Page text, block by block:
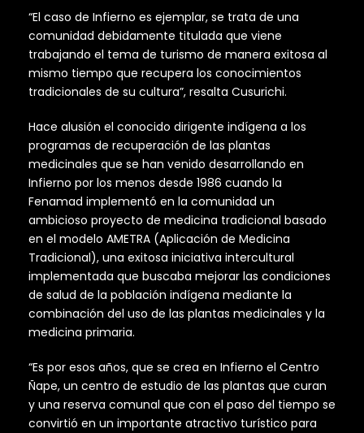
“El caso de Infierno es ejemplar, se trata de una
comunidad debidamente titulada que viene
trabajando el tema de turismo de manera exitosa al
mismo tiempo que recupera los conocimientos
tradicionales de su cultura”, resalta Cusurichi.
Hace alusión el conocido dirigente indígena a los
programas de recuperación de las plantas
medicinales que se han venido desarrollando en
Infierno por los menos desde 1986 cuando la
Fenamad implementó en la comunidad un
ambicioso proyecto de medicina tradicional basado
en el modelo AMETRA (Aplicación de Medicina
Tradicional), una exitosa iniciativa intercultural
implementada que buscaba mejorar las condiciones
de salud de la población indígena mediante la
combinación del uso de las plantas medicinales y la
medicina primaria.
“Es por esos años, que se crea en Infierno el Centro
Ñape, un centro de estudio de las plantas que curan
y una reserva comunal que con el paso del tiempo se
convirtió en un importante atractivo turístico para